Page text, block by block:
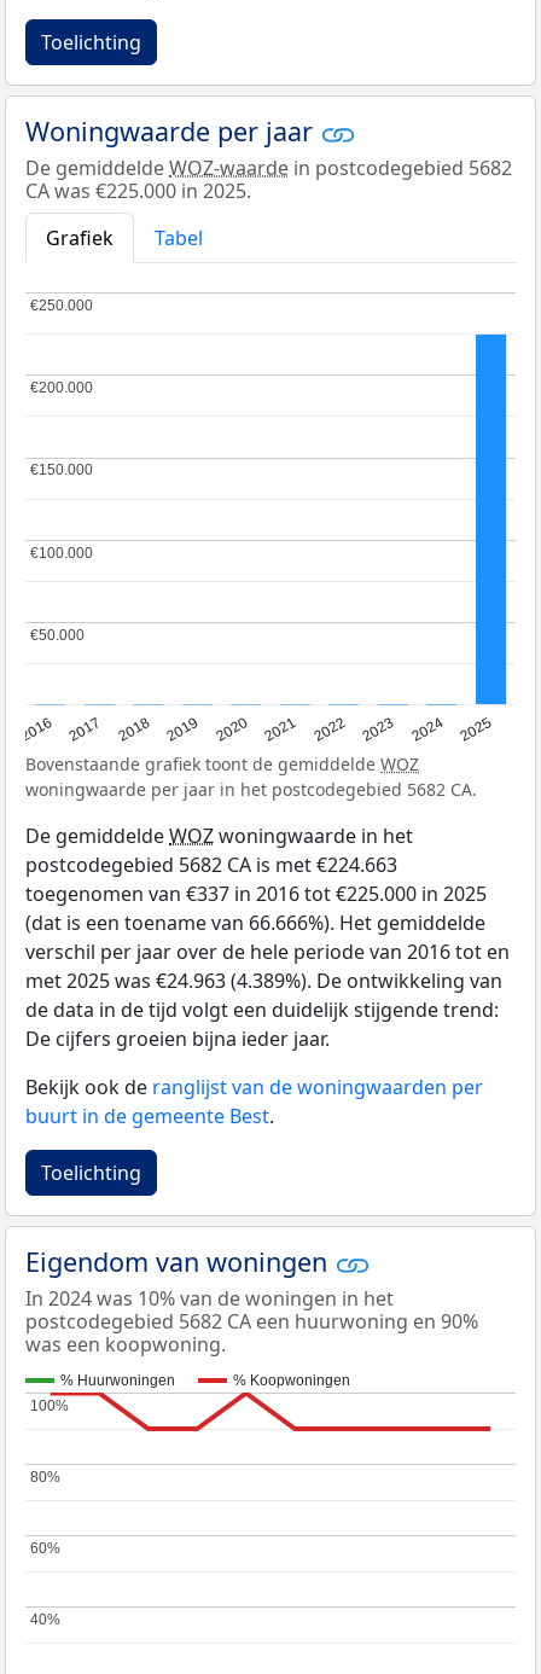
Toelichting
Woningwaarde per jaar
De gemiddeldeWOZ-waarde in postcodegebied 5682
CA was €225.000 in 2025.
Grafiek
Tabel
2016 2017 2018 2019 2020 2021 2022 2023 2024 2025
€50.000
€50.000
€100.000
€100.000
€150.000
€150.000
€200.000
€200.000
€250.000
€250.000
Bovenstaande grafiek toont de gemiddelde WOZ
woningwaarde per jaar in het postcodegebied 5682 CA.
De gemiddeldeWOZwoningwaarde in het
postcodegebied 5682 CA is met €224.663
toegenomen van €337 in 2016 tot €225.000 in 2025
(dat is een toename van 66.666%). Het gemiddelde
verschil per jaar over de hele periode van 2016 tot en
met 2025 was €24.963 (4.389%). De ontwikkeling van
de data in de tijd volgt een duidelijk stijgende trend:
De cijfers groeien bijna ieder jaar.
Bekijk ook de ranglijst van de woningwaarden per
buurt in de gemeente Best.
Toelichting
Eigendom van woningen
In 2024 was 10% van de woningen in het
postcodegebied 5682 CA een huurwoning en 90%
was een koopwoning.
% Huurwoningen % Koopwoningen
40%
40%
60%
60%
80%
80%
100%
100%